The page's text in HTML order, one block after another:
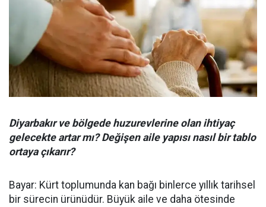
Diyarbakır ve bölgede huzurevlerine olan ihtiyaç
gelecekte artar mı? Değişen aile yapısı nasıl bir tablo
ortaya çıkarır?
Bayar: Kürt toplumunda kan bağı binlerce yıllık tarihsel
bir sürecin ürünüdür. Büyük aile ve daha ötesinde